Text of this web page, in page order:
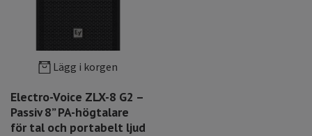
Lägg i korgen
Electro-Voice ZLX-8 G2 –
Passiv 8” PA-högtalare
för tal och portabelt ljud